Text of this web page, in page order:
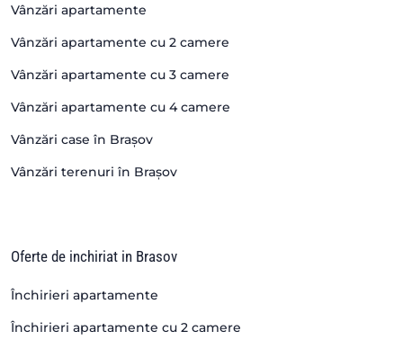
Vânzări apartamente
Vânzări apartamente cu 2 camere
Vânzări apartamente cu 3 camere
Vânzări apartamente cu 4 camere
Vânzări case în Brașov
Vânzări terenuri în Brașov
Oferte de inchiriat in Brasov
Închirieri apartamente
Închirieri apartamente cu 2 camere